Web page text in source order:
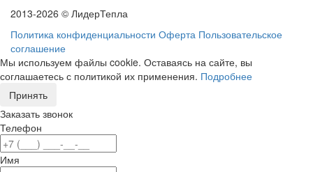
2013-2026 © ЛидерТепла
Политика конфиденциальности Оферта Пользовательское
соглашение
Мы используем файлы cookie. Оставаясь на сайте, вы
соглашаетесь с политикой их применения. Подробнее
Принять
Заказать звонок
Телефон
Имя